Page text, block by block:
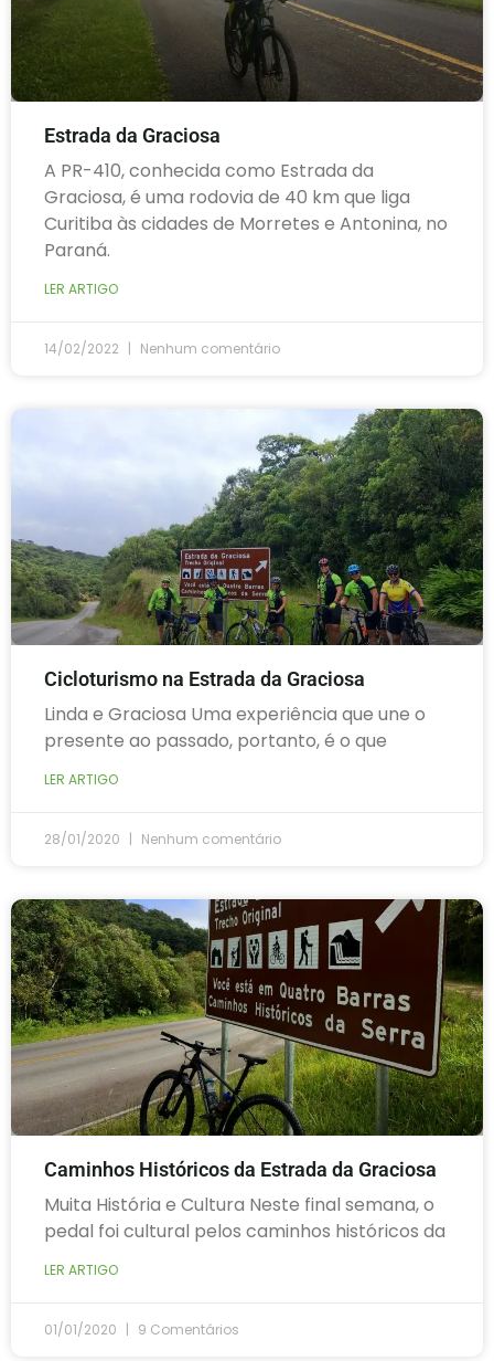
Estrada da Graciosa
A PR-410, conhecida como Estrada da
Graciosa, é uma rodovia de 40 km que liga
Curitiba às cidades de Morretes e Antonina, no
Paraná.
LER ARTIGO
14/02/2022 Nenhum comentário
Cicloturismo na Estrada da Graciosa
Linda e Graciosa Uma experiência que une o
presente ao passado, portanto, é o que
LER ARTIGO
28/01/2020 Nenhum comentário
Caminhos Históricos da Estrada da Graciosa
Muita História e Cultura Neste final semana, o
pedal foi cultural pelos caminhos históricos da
LER ARTIGO
01/01/2020 9 Comentários